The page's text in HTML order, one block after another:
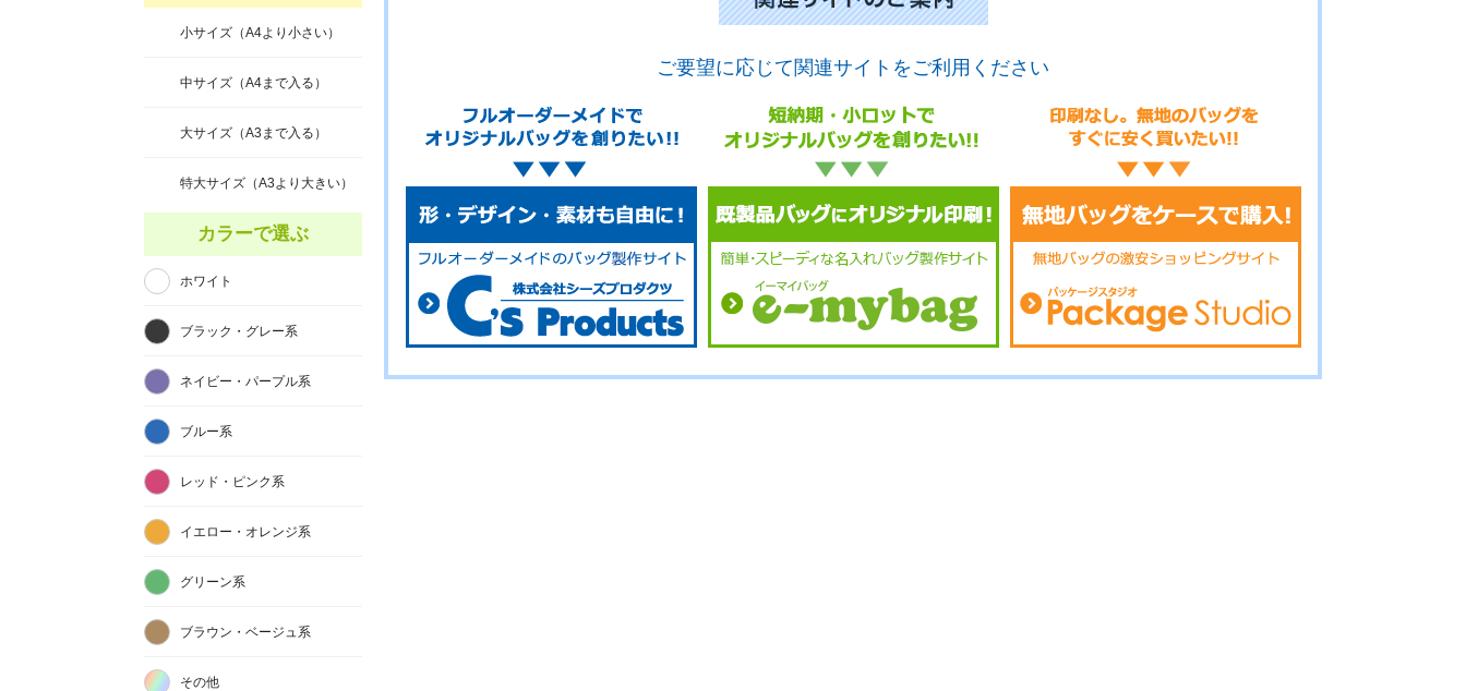
ご要望に応じて関連サイトをご利用ください
小サイズ（A4より小さい）
中サイズ（A4まで入る）
大サイズ（A3まで入る）
特大サイズ（A3より大きい）
カラーで選ぶ
ホワイト
ブラック・グレー系
ネイビー・パープル系
ブルー系
レッド・ピンク系
イエロー・オレンジ系
グリーン系
ブラウン・ベージュ系
その他